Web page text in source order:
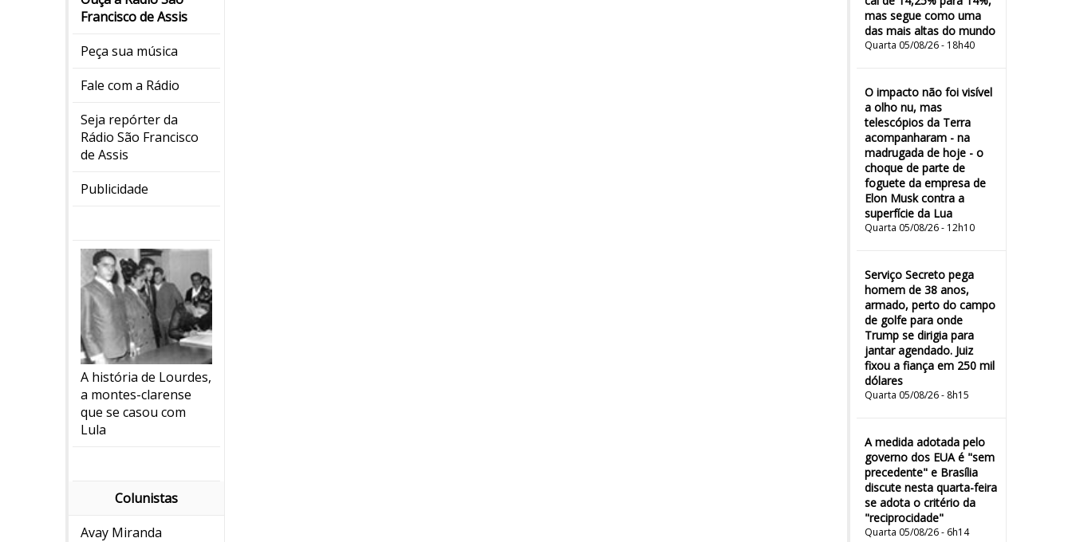
Francisco de Assis
Peça sua música
Fale com a Rádio
Seja repórter da
Rádio São Francisco
de Assis
Publicidade
A história de Lourdes,
a montes-clarense
que se casou com
Lula
Colunistas
Avay Miranda
mas segue como uma
das mais altas do mundo
Quarta 05/08/26 - 18h40
O impacto não foi visível
a olho nu, mas
telescópios da Terra
acompanharam - na
madrugada de hoje - o
choque de parte de
foguete da empresa de
Elon Musk contra a
superfície da Lua
Quarta 05/08/26 - 12h10
Serviço Secreto pega
homem de 38 anos,
armado, perto do campo
de golfe para onde
Trump se dirigia para
jantar agendado. Juiz
fixou a fiança em 250 mil
dólares
Quarta 05/08/26 - 8h15
A medida adotada pelo
governo dos EUA é "sem
precedente" e Brasília
discute nesta quarta-feira
se adota o critério da
"reciprocidade"
Quarta 05/08/26 - 6h14